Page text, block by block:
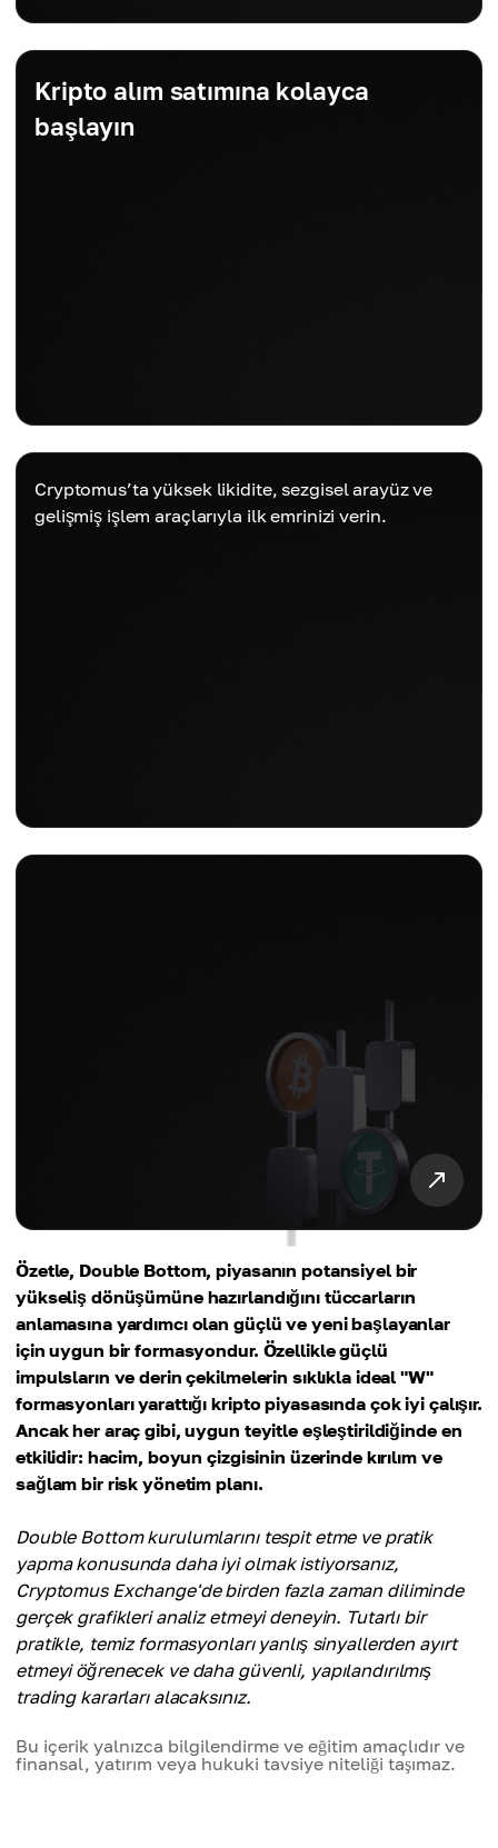
Kripto alım satımına kolayca
başlayın
Cryptomus’ta yüksek likidite, sezgisel arayüz ve
gelişmiş işlem araçlarıyla ilk emrinizi verin.
Özetle, Double Bottom, piyasanın potansiyel bir
yükseliş dönüşümüne hazırlandığını tüccarların
anlamasına yardımcı olan güçlü ve yeni başlayanlar
için uygun bir formasyondur. Özellikle güçlü
impulsların ve derin çekilmelerin sıklıkla ideal "W"
formasyonları yarattığı kripto piyasasında çok iyi çalışır.
Ancak her araç gibi, uygun teyitle eşleştirildiğinde en
etkilidir: hacim, boyun çizgisinin üzerinde kırılım ve
sağlam bir risk yönetim planı.
Double Bottom kurulumlarını tespit etme ve pratik
yapma konusunda daha iyi olmak istiyorsanız,
Cryptomus Exchange'de birden fazla zaman diliminde
gerçek grafikleri analiz etmeyi deneyin. Tutarlı bir
pratikle, temiz formasyonları yanlış sinyallerden ayırt
etmeyi öğrenecek ve daha güvenli, yapılandırılmış
trading kararları alacaksınız.
Bu içerik yalnızca bilgilendirme ve eğitim amaçlıdır ve
finansal, yatırım veya hukuki tavsiye niteliği taşımaz.